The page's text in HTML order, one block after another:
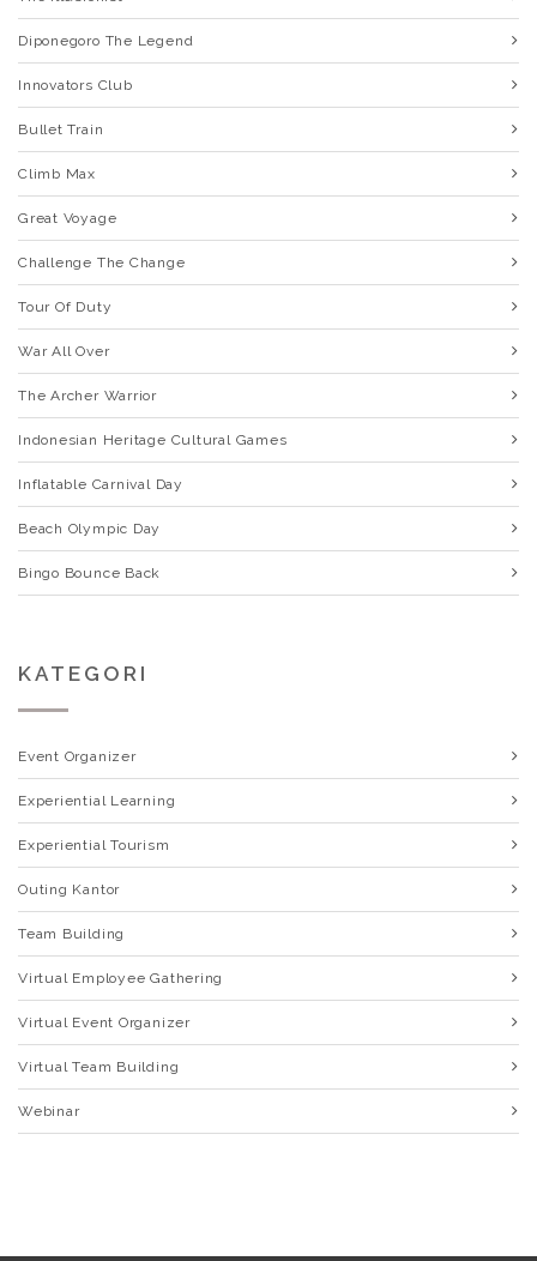
Diponegoro The Legend
Innovators Club
Bullet Train
Climb Max
Great Voyage
Challenge The Change
Tour Of Duty
War All Over
The Archer Warrior
Indonesian Heritage Cultural Games
Inflatable Carnival Day
Beach Olympic Day
Bingo Bounce Back
KATEGORI
Event Organizer
Experiential Learning
Experiential Tourism
Outing Kantor
Team Building
Virtual Employee Gathering
Virtual Event Organizer
Virtual Team Building
Webinar